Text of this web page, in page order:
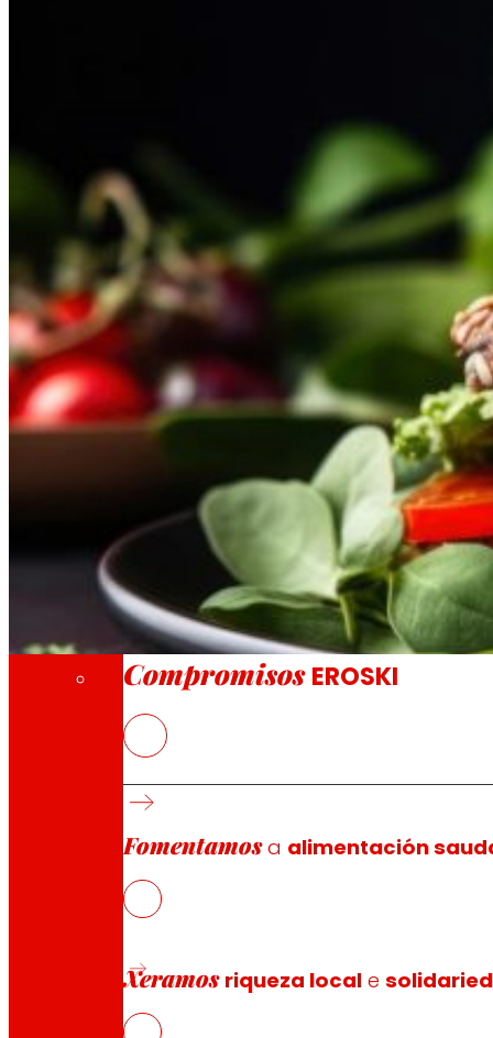
Cooperativa
Somos por e para as persoas. Descubre a
Fundación
A través da nosa Fundación impulsamos
Compromisos
Compromisos EROSKI
Fomentamosa alimentación
Xeramos riqueza local e
Desenvolvemento dunha gama de pratos preparados
Nos países desenvolvidos o consumo de proteína
impacto medioambiental.
Faise necesario conseguir substituír a proteína
O proxecto PROTEFUNGI ten como obxectivo
Por iso, PROTEFUNGI é considerado como un
comercialización (EROSKI), pasando pola produción